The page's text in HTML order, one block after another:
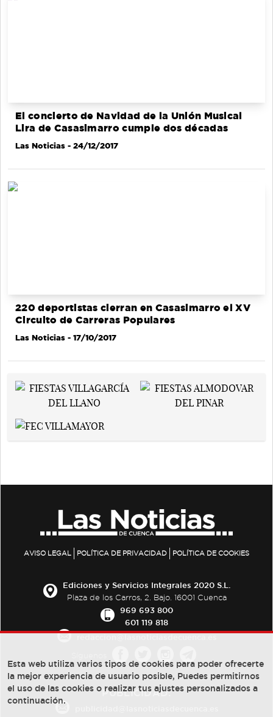
El concierto de Navidad de la Unión Musical
Lira de Casasimarro cumple dos décadas
Las Noticias - 24/12/2017
220 deportistas cierran en Casasimarro el XV
Circuito de Carreras Populares
Las Noticias - 17/10/2017
AVISO LEGAL POLÍTICA DE PRIVACIDAD POLÍTICA DE COOKIES
Ediciones y Servicios Integrales 2020 S.L.
Plaza de los Carros, 2. Bajo. 16001 Cuenca
969 693 800
601 119 818
PUBLICIDAD:
Esta web utiliza varios tipos de cookies para poder ofrecerte
la mejor experiencia de usuario posible, Puedes permitirnos
el uso de las cookies o realizar tus ajustes personalizados a
continuación.